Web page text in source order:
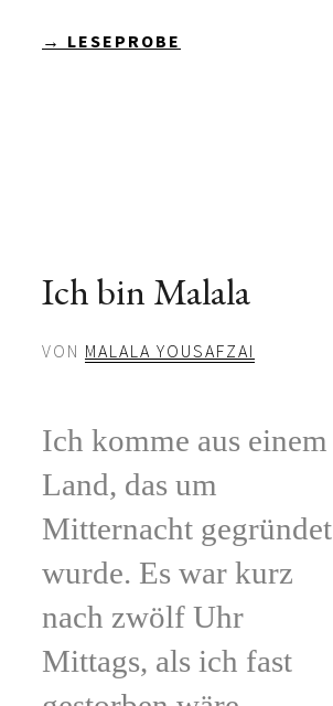
→ LESEPROBE
Ich bin Malala
VON MALALA YOUSAFZAI
Ich komme aus einem
Land, das um
Mitternacht gegründet
wurde. Es war kurz
nach zwölf Uhr
Mittags, als ich fast